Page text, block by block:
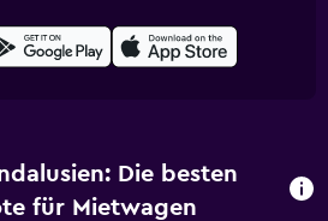
Die besten
für Mietwagen